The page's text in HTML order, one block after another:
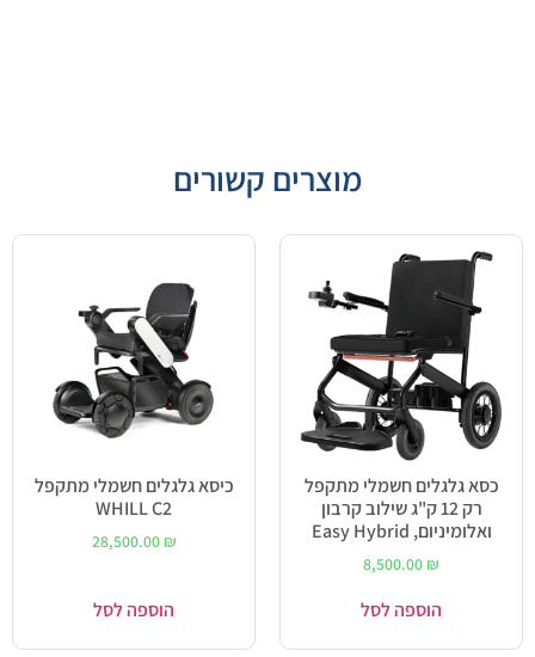
מוצרים קשורים
כסא גלגלים חשמלי מתקפל
רק 12 ק"ג שילוב קרבון
ואלומיניום, Easy Hybrid
8,500.00 ₪
הוספה לסל
כיסא גלגלים חשמלי מתקפל
WHILL C2
28,500.00 ₪
הוספה לסל